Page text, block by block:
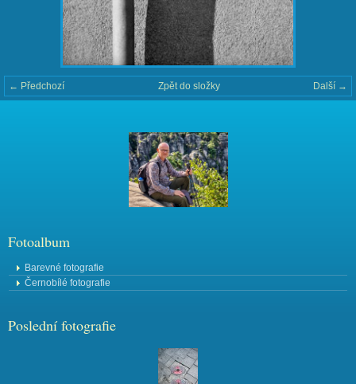
← Předchozí Další →
Zpět do složky
Fotoalbum
Barevné fotografie
Černobílé fotografie
Poslední fotografie